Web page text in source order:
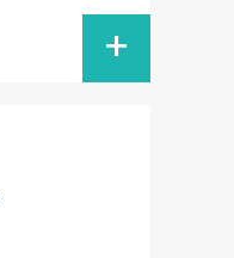
+